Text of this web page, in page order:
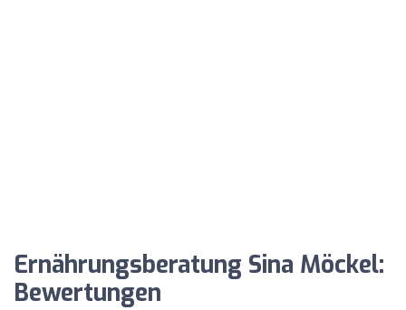
Ernährungsberatung Sina Möckel:
Bewertungen